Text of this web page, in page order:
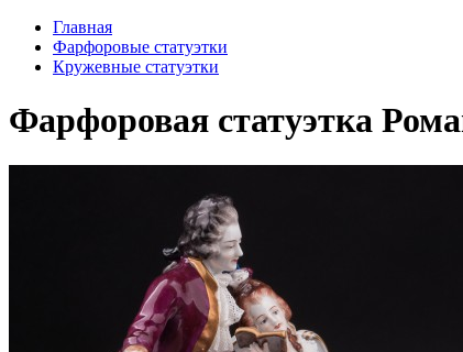
Главная
Фарфоровые статуэтки
Кружевные статуэтки
Фарфоровая статуэтка